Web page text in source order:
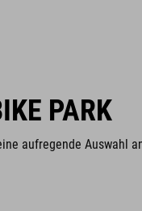
PARK
aufregende Auswahl